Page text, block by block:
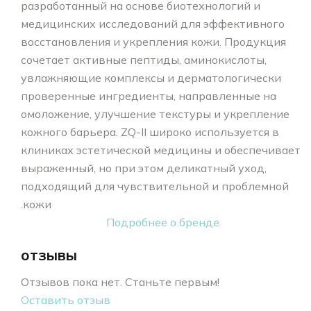
разработанный на основе биотехнологий и
медицинских исследований для эффективного
восстановления и укрепления кожи. Продукция
сочетает активные пептиды, аминокислоты,
увлажняющие комплексы и дерматологически
проверенные ингредиенты, направленные на
омоложение, улучшение текстуры и укрепление
кожного барьера. ZQ-II широко используется в
клиниках эстетической медицины и обеспечивает
выраженный, но при этом деликатный уход,
подходящий для чувствительной и проблемной
кожи.
Подробнее о бренде
отзывы
Отзывов пока нет. Станьте первым!
Оставить отзыв